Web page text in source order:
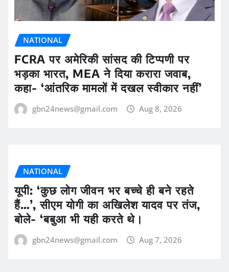
NATIONAL
FCRA पर अमेरिकी सांसद की टिप्पणी पर
भड़का भारत, MEA ने दिया करारा जवाब,
कहा- ‘आंतरिक मामलों में दखल स्वीकार नहीं’
gbn24news@gmail.com Aug 8, 2026
NATIONAL
यूपी: ‘कुछ लोग जीवन भर बच्चे ही बने रहते
हैं…’, सीएम योगी का अखिलेश यादव पर तंज,
बोले- ‘बबुआ भी यही करते थे।
gbn24news@gmail.com Aug 7, 2026